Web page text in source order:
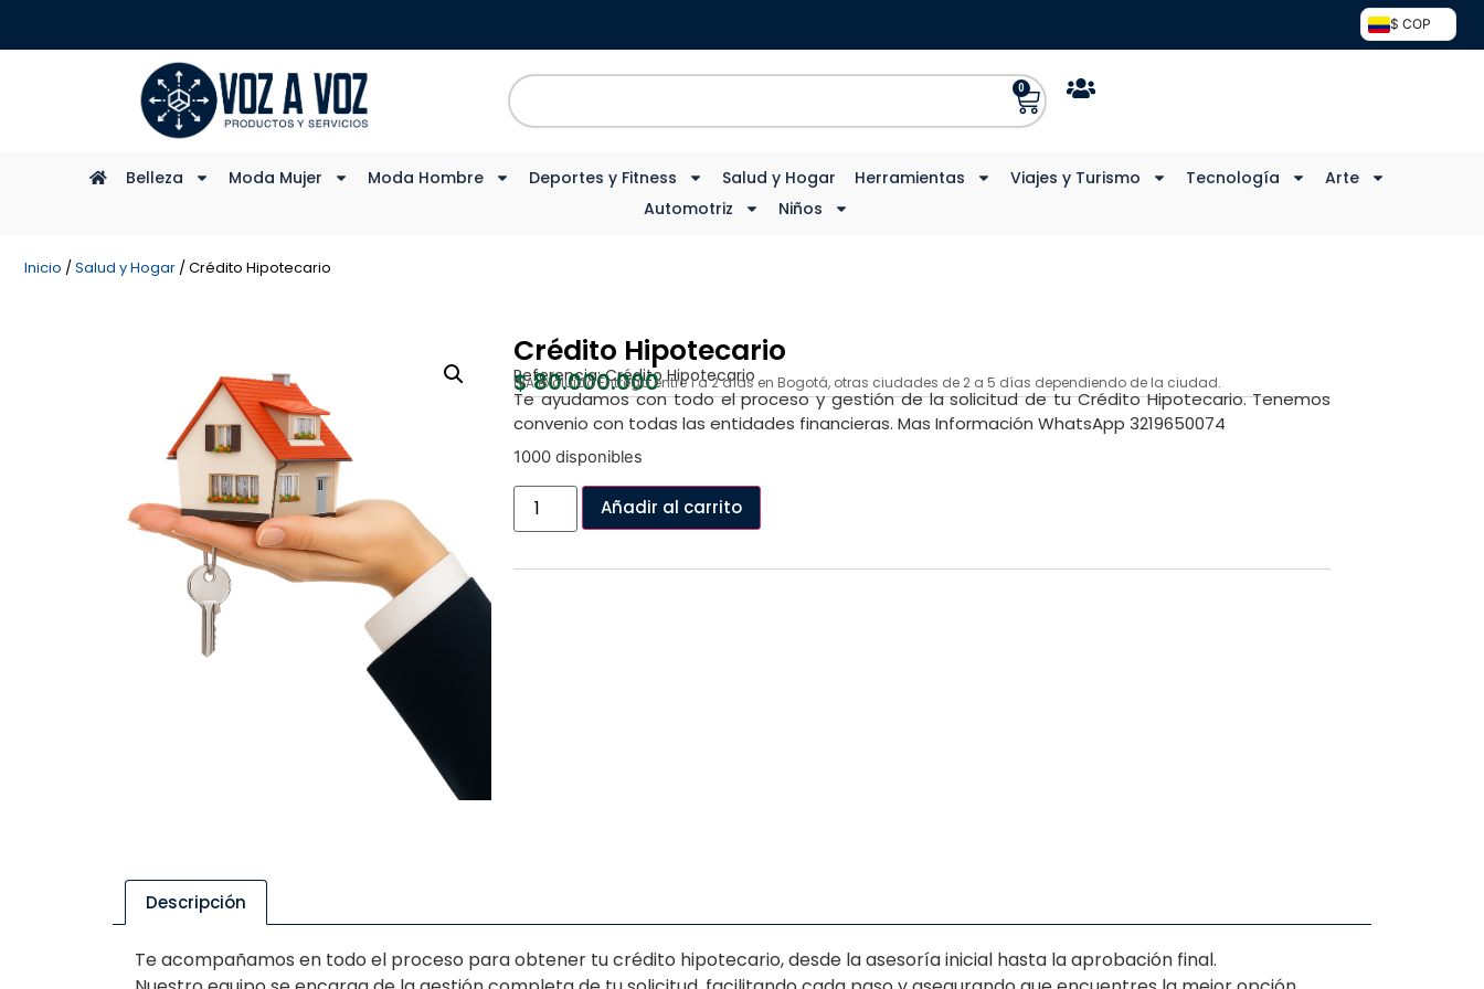
$ COP
0
Belleza Moda Mujer Moda Hombre Deportes y Fitness Salud y Hogar Herramientas Viajes y Turismo Tecnología
Arte
Automotriz
Niños
Inicio / Salud y Hogar / Crédito Hipotecario
Crédito Hipotecario
Referencia:Crédito Hipotecario
$80.000.000
IVA excluidoEntrega entre 1 a 2 días en Bogotá, otras ciudades de 2 a 5 días dependiendo de la ciudad.
Te ayudamos con todo el proceso y gestión de la solicitud de tu Crédito Hipotecario. Tenemos
convenio con todas las entidades financieras. Mas Información WhatsApp 3219650074
1000 disponibles
Añadir al carrito
Descripción
Te acompañamos en todo el proceso para obtener tu crédito hipotecario, desde la asesoría inicial hasta la aprobación final.